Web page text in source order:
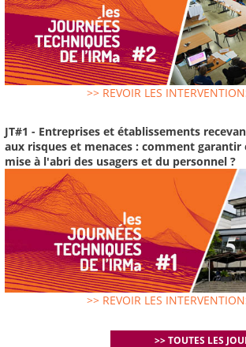
>> REVOIR LES
JT#1 - Entreprises et établissements
aux risques et menaces : comment garantir
mise à l'abri des usagers et du personnel ?
>> REVOIR LES
>> TOUTES LES